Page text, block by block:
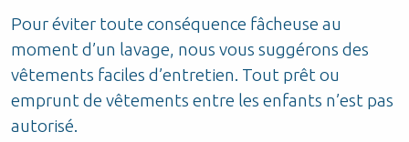
Pour éviter toute conséquence fâcheuse au
moment d’un lavage, nous vous suggérons des
vêtements faciles d’entretien. Tout prêt ou
emprunt de vêtements entre les enfants n’est pas
autorisé.